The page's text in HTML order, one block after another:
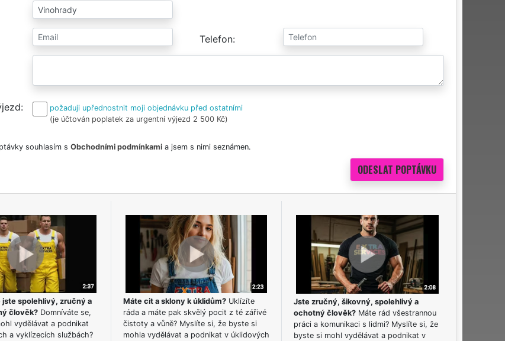
Telefon
požaduji upřednostnit moji objednávku před ostatními
(je účtován poplatek za urgentní výjezd 2 500 Kč)
souhlasím s Obchodními podmínkamia jsem s nimi seznámen.
jste spolehlivý, zručný a
člověk?Domníváte se,
vydělávat a podnikat
a vyklízecích službách?
Máte cit a sklony k úklidům?Uklízíte
ráda a máte pak skvělý pocit z té zářivé
čistoty a vůně? Myslíte si, že byste si
mohla vydělávat a podnikat v úklidových
Jste zručný, šikovný, spolehlivý a
ochotný člověk? Máte rád všestrannou
práci a komunikaci s lidmi? Myslíte si, že
byste si mohl vydělávat a podnikat v